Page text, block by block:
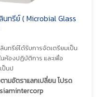
ทรีย์ ( Microbial Glass
ทรีย์ได้รับการจัดเตรียมเป็น
ห้องปฏิบัติการ และเพื่อ
ป็นป
ามอัตราแลกเปลี่ยน โปรด